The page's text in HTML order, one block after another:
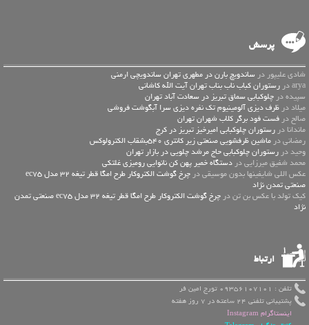
پرسش
شادی علیپور در ساندویچ بارن در مطهری تهران ساندویچی ارمنی
arya در
رستوران کباب ناب بناب تهران آیت الله کاشانی
سپیده در چلوکبابی سماق تبریز در سعادت آباد تهران
میلاد در ظرف دیزی آلومینیوم تک نفره دیزی سرا آبگوشت فروشی
صالح در فست فود برگر کلاب شهران تهران
ماندانا در رستوران چلوکبابی امیرخیز تبریز در کرج
رمضانی در ماشین ظرفشویی صنعتی زیر کانتری 540بشقاب الکترولوکس
وحید در رستوران چلوکبابی حاج مرشد چلویی در بازار تهران
محمد شفیق میرزایی در دستگاه خمیر پهن کن نانوایی رومیزی غلتکی
عكس اللي شايفينها بدون موسيقى در
چرخ گوشت الکتروکار طرح امگا قطر تیغه 32 مدل ec75
صنعتی تمدن نژاد
کیک تولد با عکس بن تن در
چرخ گوشت الکتروکار طرح امگا قطر تیغه 32 مدل ec75 صنعتی تمدن
نژاد
ارتباط
تلفن : 09356107101 تورج امین فر
پشتیبانی تلفنی 24 ساعته در 7 روز هفته
اینستاگرام Instagram